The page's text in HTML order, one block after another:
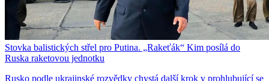
Stovka balistických střel pro Putina. „Rakeťák“ Kim posílá do
Ruska raketovou jednotku
Rusko podle ukrajinské rozvědky chystá další krok v prohlubující se